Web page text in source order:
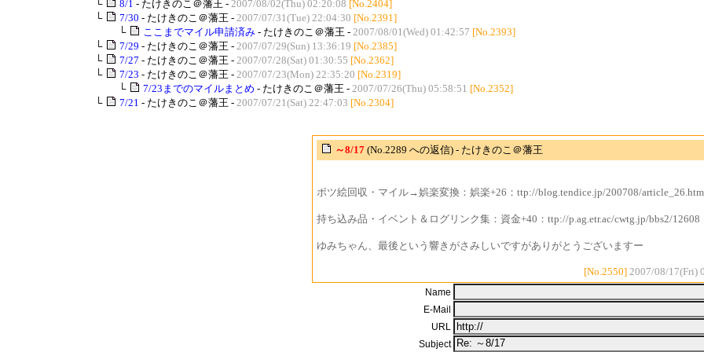
└
8/1 - たけきのこ＠藩王 - 2007/08/02(Thu) 02:20:08 [No.2404]
└
7/30 - たけきのこ＠藩王 - 2007/07/31(Tue) 22:04:30 [No.2391]
└
ここまでマイル申請済み - たけきのこ＠藩王 - 2007/08/01(Wed) 01:42:57 [No.2393]
└
7/29 - たけきのこ＠藩王 - 2007/07/29(Sun) 13:36:19 [No.2385]
└
7/27 - たけきのこ＠藩王 - 2007/07/28(Sat) 01:30:55 [No.2362]
└
7/23 - たけきのこ＠藩王 - 2007/07/23(Mon) 22:35:20 [No.2319]
└
7/23までのマイルまとめ - たけきのこ＠藩王 - 2007/07/26(Thu) 05:58:51 [No.2352]
└
7/21 - たけきのこ＠藩王 - 2007/07/21(Sat) 22:47:03 [No.2304]
～8/17 (No.2289 への返信) - たけきのこ＠藩王
ボツ絵回収・マイル→娯楽変換：娯楽+26：ttp://blog.tendice.jp/200708/
持ち込み品・イベント＆ログリンク集：資金+40：ttp://p.ag.etr.ac/cwtg.jp/bbs2/12608
ゆみちゃん、最後という響きがさみしいですがありがとうございますー
[No.2550] 2007/08/17(Fri)
Name
E-Mail
URL
Subject